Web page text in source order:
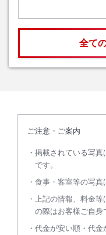
全て
ご注意・ご案内
掲載されている写真
です。
食事・客室等の写真
上記の情報、料金等
の際はお客様ご自身
代金が安い順・代金